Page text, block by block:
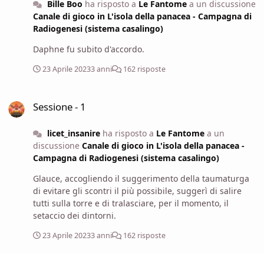
Bille Boo ha risposto a Le Fantomea un discussione
Canale di gioco in L'isola della panacea - Campagna di
Radiogenesi (sistema casalingo)
Daphne fu subito d'accordo.
23 Aprile 20233 anni 162 risposte
Sessione - 1
licet_insanireha risposto a Le Fantomea un
discussione Canale di gioco in L'isola della panacea -
Campagna di Radiogenesi (sistema casalingo)
Glauce, accogliendo il suggerimento della taumaturga
di evitare gli scontri il più possibile, suggerì di salire
tutti sulla torre e di tralasciare, per il momento, il
setaccio dei dintorni.
23 Aprile 20233 anni 162 risposte